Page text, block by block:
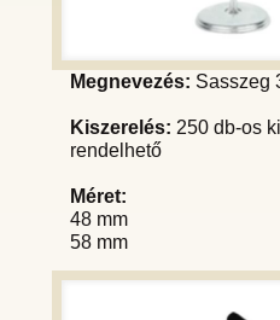
Megnevezés: Sasszeg
Kiszerelés: 250 db-os
rendelhető
Méret:
48 mm
58 mm